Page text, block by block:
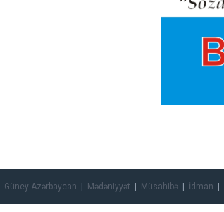
Güney Azərbaycan Mədəniyyət Müsahibə İdman